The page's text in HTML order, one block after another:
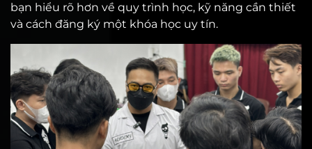
bạn hiểu rõ hơn về quy trình học, kỹ năng cần thiết
và cách đăng ký một khóa học uy tín.